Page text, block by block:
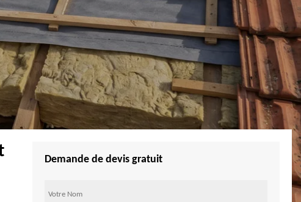
Demande de devis gratuit